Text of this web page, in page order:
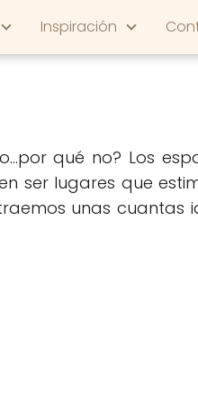
Inspiración
qué no? Los
ser lugares que
unas cuantas